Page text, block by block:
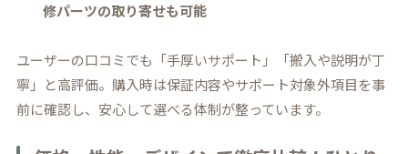
修パーツの取り寄せも可能
ユーザーの口コミでも「手厚いサポート」「搬入や説明が丁
寧」と高評価。購入時は保証内容やサポート対象外項目を事
前に確認し、安心して選べる体制が整っています。